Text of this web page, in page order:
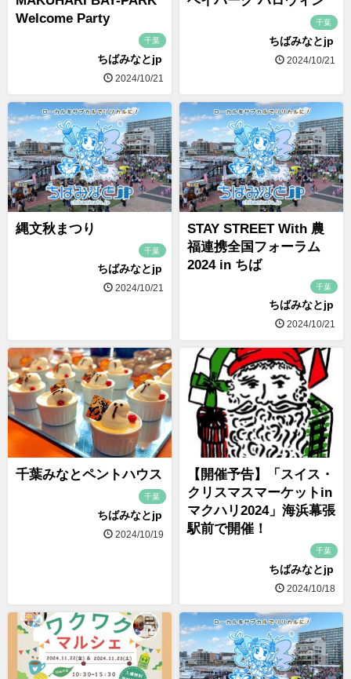
Welcome Party
千葉
ちばみなとjp
2024/10/21
千葉
ちばみなとjp
2024/10/21
縄文秋まつり
千葉
ちばみなとjp
2024/10/21
STAY STREET With 農
福連携全国フォーラム
2024 in ちば
千葉
ちばみなとjp
2024/10/21
千葉みなとペントハウス
千葉
ちばみなとjp
2024/10/19
【開催予告】「スイス・
クリスマスマーケットin
マクハリ2024」海浜幕張
駅前で開催！
千葉
ちばみなとjp
2024/10/18